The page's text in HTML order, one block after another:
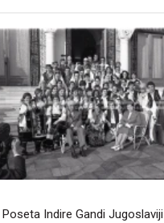
Poseta Indire Gandi